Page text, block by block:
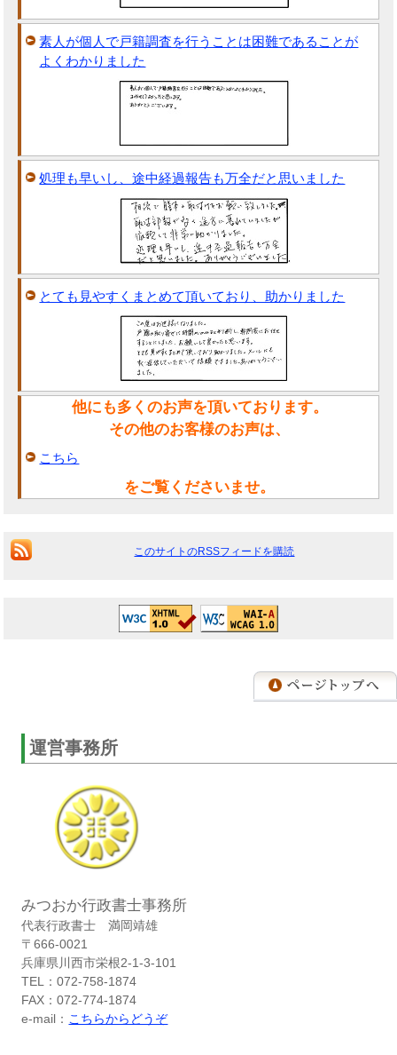
素人が個人で戸籍調査を行うことは困難であることが
よくわかりました
処理も早いし、途中経過報告も万全だと思いました
とても見やすくまとめて頂いており、助かりました
他にも多くのお声を頂いております。
その他のお客様のお声は、
こちら
をご覧くださいませ。
このサイトのRSSフィードを購読
運営事務所
みつおか行政書士事務所
代表行政書士 満岡靖雄
〒666-0021
兵庫県川西市栄根2-1-3-101
TEL：072-758-1874
FAX：072-774-1874
e-mail： こちらからどうぞ